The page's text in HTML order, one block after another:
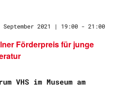
Förderpreis für junge
September 2021 | 19:00 - 21:00
VHS im Museum am